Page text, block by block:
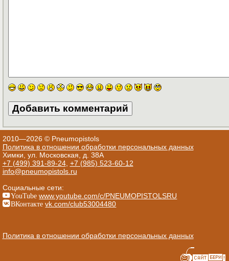
2010—2026 © Pneumopistols
Политика в отношении обработки персональных данных
Химки, ул. Московская, д. 38А
+7 (499) 391-89-24, +7 (985) 523-60-12
info@pneumopistols.ru
Социальные сети:
YouTube www.youtube.com/c/PNEUMOPISTOLSRU
ВКонтакте vk.com/club53004480
Политика в отношении обработки персональных данных